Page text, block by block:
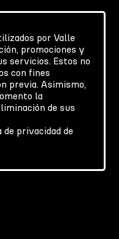
por Valle
promociones y
servicios. Estos no
con fines
previa. Asimismo,
la
de sus
privacidad de